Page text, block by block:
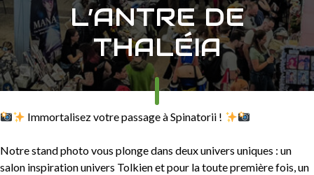
L’ANTRE DE
THALÉIA
Immortalisez votre passage à Spinatorii !
Notre stand photo vous plonge dans deux univers uniques : un
salon inspiration univers Tolkien et pour la toute première fois, un